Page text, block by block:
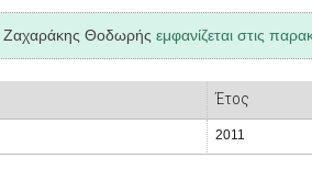
Ζαχαράκης Θοδωρής εμφανίζεται στις
Έτος
2011